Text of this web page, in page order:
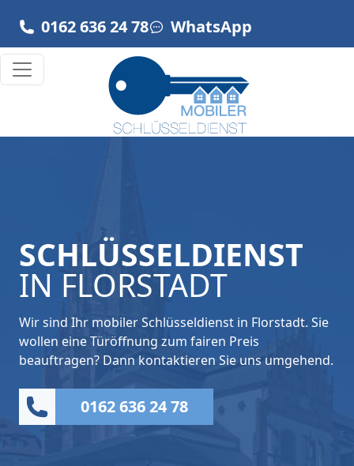
0162 636 24 78 WhatsApp
Hauptnavigation
SCHLÜSSELDIENST
IN FLORSTADT
Wir sind Ihr mobiler Schlüsseldienst in Florstadt. Sie
wollen eine Türöffnung zum fairen Preis
beauftragen? Dann kontaktieren Sie uns umgehend.
0162 636 24 78